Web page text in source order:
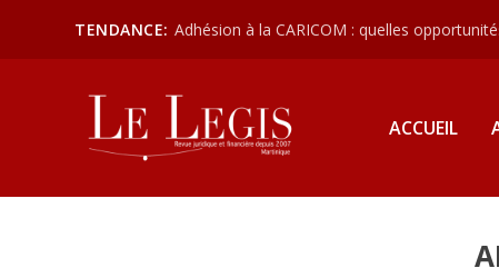
TENDANCE: Adhésion à la CARICOM : quelles
ACCUEIL